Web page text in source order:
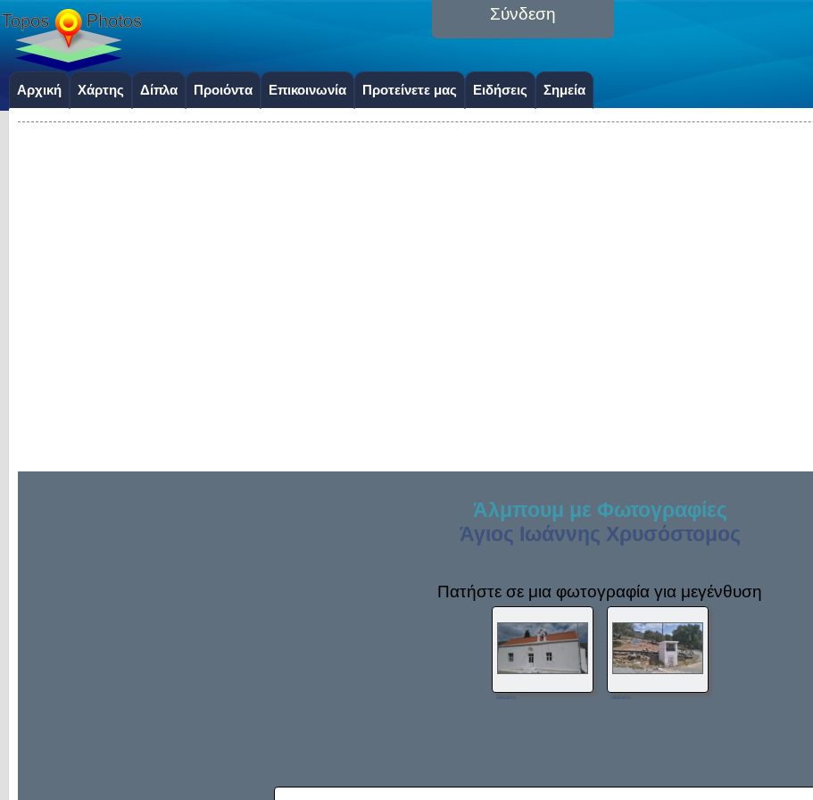
Σύνδεση
Αρχική Χάρτης Δίπλα Προιόντα Επικοινωνία Προτείνετε μας Ειδήσεις Σημεία
Άλμπουμ με Φωτογραφίες
Άγιος Ιωάννης Χρυσόστομος
Πατήστε σε μια φωτογραφία για μεγένθυση
details details